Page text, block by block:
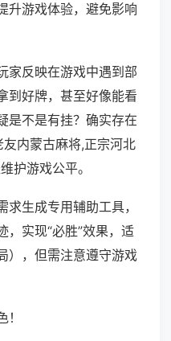
升游戏体验，避免影响
家反映在游戏中遇到部
到好牌，甚至好像能看
是不是有挂？确实存在
内蒙古麻将,正宗河北
护游戏公平。
生成专用辅助工具，
，实现“必胜”效果，适
），但需注意遵守游戏